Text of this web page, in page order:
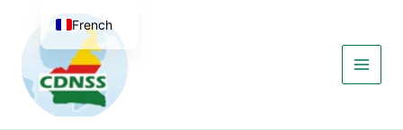
contenu
French
English